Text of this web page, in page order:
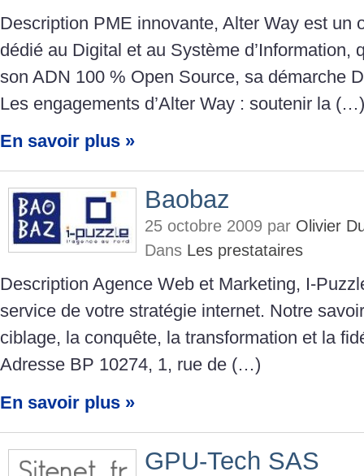
Description PME innovante, Alter Way est un
dédié au Digital et au Système d’Information,
son ADN 100 % Open Source, sa démarche
Les engagements d’Alter Way : soutenir la (…)
En savoir plus »
Baobaz
25 octobre 2009 par Olivier
Dans Les prestataires
Description Agence Web et Marketing, I-
service de votre stratégie internet. Notre
ciblage, la conquête, la transformation et la
Adresse BP 10274, 1, rue de (…)
En savoir plus »
GPU-Tech SAS